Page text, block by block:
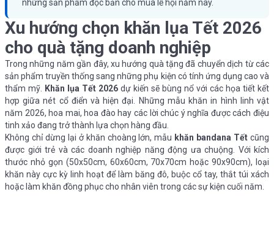
những sản phẩm độc bản cho mùa lễ hội năm nay.
Xu hướng chọn khăn lụa Tết 2026
cho quà tặng doanh nghiệp
Trong những năm gần đây, xu hướng quà tặng đã chuyển dịch từ các
sản phẩm truyền thống sang những phụ kiện có tính ứng dụng cao và
thẩm mỹ.
Khăn lụa Tết 2026 dự kiến sẽ bùng nổ với các họa tiết kết
hợp giữa nét cổ điển và hiện đại. Những mẫu khăn in hình linh vật
năm 2026, hoa mai, hoa đào hay các lời chúc ý nghĩa được cách điệu
tinh xảo đang trở thành lựa chọn hàng đầu.
Không chỉ dừng lại ở khăn choàng lớn, mẫu khăn bandana Tết cũng
được giới trẻ và các doanh nghiệp năng động ưa chuộng. Với kích
thước nhỏ gọn (50x50cm, 60x60cm, 70x70cm hoặc 90x90cm), loại
khăn này cực kỳ linh hoạt để làm băng đô, buộc cổ tay, thắt túi xách
hoặc làm khăn đồng phục cho nhân viên trong các sự kiện cuối năm.